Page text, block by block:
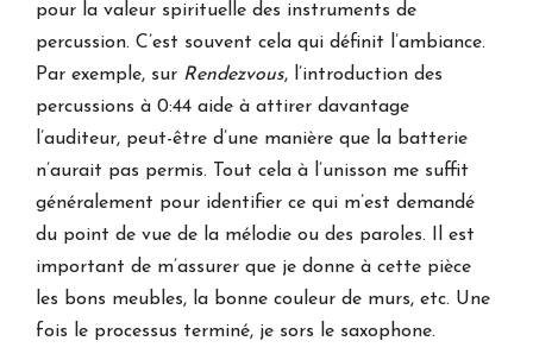
pour la valeur spirituelle des instruments de
percussion. C’est souvent cela qui définit l’ambiance.
Par exemple, sur Rendezvous, l’introduction des
percussions à 0:44 aide à attirer davantage
l’auditeur, peut-être d’une manière que la batterie
n’aurait pas permis. Tout cela à l’unisson me suffit
généralement pour identifier ce qui m’est demandé
du point de vue de la mélodie ou des paroles. Il est
important de m’assurer que je donne à cette pièce
les bons meubles, la bonne couleur de murs, etc. Une
fois le processus terminé, je sors le saxophone.